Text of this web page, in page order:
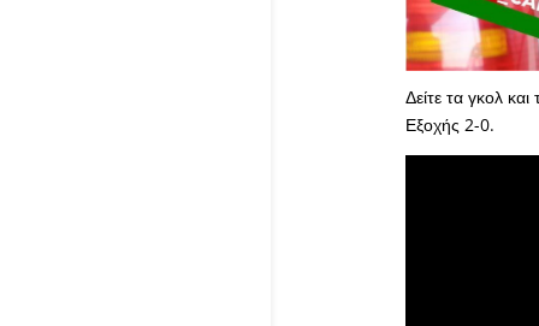
Δείτε τα γκολ
Εξοχής 2-0.